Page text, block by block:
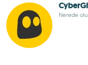
Nerede